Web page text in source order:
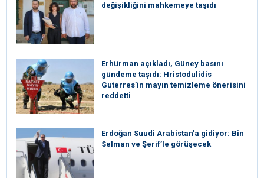
değişikliğini mahkemeye taşıdı
Erhürman açıkladı, Güney basını
gündeme taşıdı: Hristodulidis
Guterres’in mayın temizleme önerisini
reddetti
Erdoğan Suudi Arabistan’a gidiyor: Bin
Selman ve Şerif’le görüşecek